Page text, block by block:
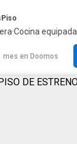
Piso
·Cocina equipada
mes en Doomos